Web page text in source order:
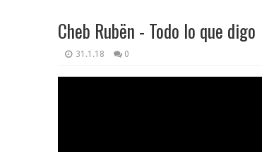
Cheb Rubën - Todo lo que digo
31.1.18 0